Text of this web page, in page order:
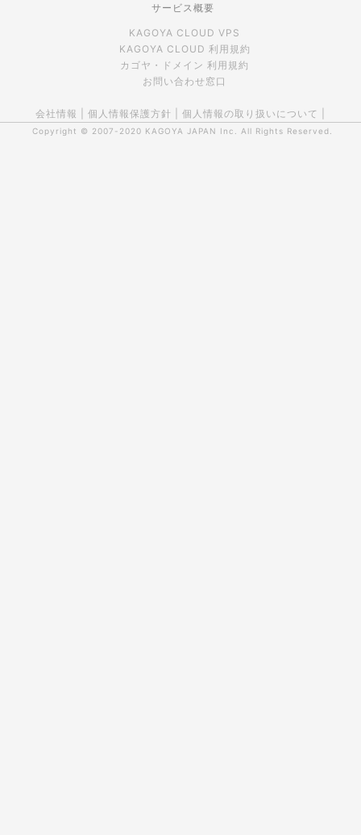
サービス概要
KAGOYA CLOUD VPS
KAGOYA CLOUD 利用規約
カゴヤ・ドメイン 利用規約
お問い合わせ窓口
会社情報 個人情報保護方針 個人情報の取り扱いについて
Copyright © 2007-2020 KAGOYA JAPAN Inc. All Rights Reserved.